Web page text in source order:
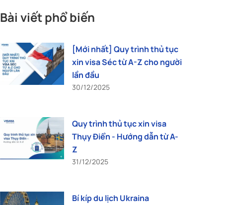
Bài viết phổ biến
[Mới nhất] Quy trình thủ tục
xin visa Séc từ A-Z cho người
lần đầu
30/12/2025
Quy trình thủ tục xin visa
Thụy Điển - Hướng dẫn từ A-
Z
31/12/2025
Bí kíp du lịch Ukraina